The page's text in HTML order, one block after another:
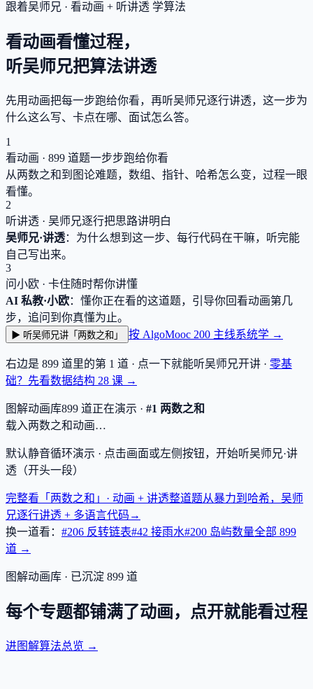
跟着吴师兄 · 看动画 + 听讲透 学算法
看动画看懂过程，
听吴师兄把算法讲透
先用动画把每一步跑给你看，再听吴师兄逐行讲透，这一步为
什么这么写、卡点在哪、面试怎么答。
1
看动画 · 899 道题一步步跑给你看
从两数之和到图论难题，数组、指针、哈希怎么变，过程一眼
看懂。
2
听讲透 · 吴师兄逐行把思路讲明白
吴师兄·讲透：为什么想到这一步、每行代码在干嘛，听完能
自己写出来。
3
问小欧 · 卡住随时帮你讲懂
AI 私教·小欧：懂你正在看的这道题，引导你回看动画第几
步，追问到你真懂为止。
▶ 听吴师兄讲「两数之和」 按 AlgoMooc 200 主线系统学 →
右边是 899 道里的第 1 道 · 点一下就能听吴师兄开讲 · 零基
础？先看数据结构 28 课 →
图解动画库899 道正在演示 · #1 两数之和
载入两数之和动画…
默认静音循环演示 · 点击画面或左侧按钮，开始听吴师兄·讲
透（开头一段）
完整看「两数之和」· 动画 + 讲透整道题从暴力到哈希，吴师
兄逐行讲透 + 多语言代码 →
换一道看： #206 反转链表#42 接雨水#200 岛屿数量全部 899
道 →
图解动画库 · 已沉淀 899 道
每个专题都铺满了动画，点开就能看过程
进图解算法总览 →